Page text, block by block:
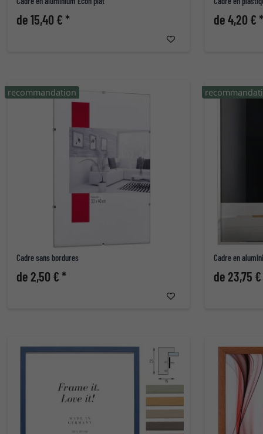
de 15,40 € * de 4,20 € *
Cadre sans bordures
de 2,50 € *
recommandation
Cadre en
de 23,75